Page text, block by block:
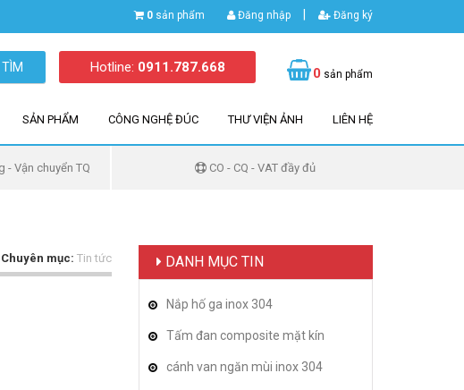
0 sản phẩm Đăng nhập Đăng ký
TÌM Hotline: 0911.787.668 0 sản phẩm
SẢN PHẨM CÔNG NGHỆ ĐÚC THƯ VIỆN ẢNH LIÊN HỆ
- Vận chuyển TQ CO - CQ - VAT đầy đủ
mục: Tin tức DANH MỤC TIN
Nắp hố ga inox 304
Tấm đan composite mặt kín
cánh van ngăn mùi inox 304